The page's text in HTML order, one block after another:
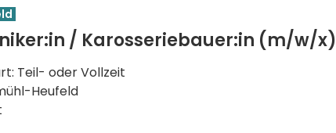
/ Karosseriebauer:in (m/w/x)
Teil- oder Vollzeit
Heufeld